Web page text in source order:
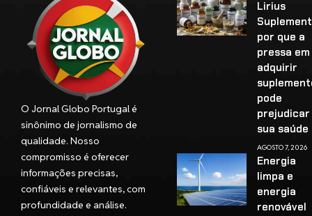
O Jornal Globo Portugal é
sinônimo de jornalismo de
qualidade. Nosso
compromisso é oferecer
informações precisas,
confiáveis e relevantes, com
profundidade e análise.
Lirius
por que a
pressa em
adquirir
pode
prejudicar
sua
AGOSTO 7, 2026
Energia
limpa e
energia
renovável